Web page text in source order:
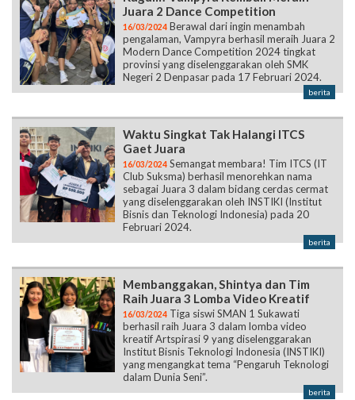
Juara 2 Dance Competition
16/03/2024 Berawal dari ingin menambah
pengalaman, Vampyra berhasil meraih Juara 2
Modern Dance Competition 2024 tingkat
provinsi yang diselenggarakan oleh SMK
Negeri 2 Denpasar pada 17 Februari 2024.
berita
Waktu Singkat Tak Halangi ITCS
Gaet Juara
16/03/2024 Semangat membara! Tim ITCS (IT
Club Suksma) berhasil menorehkan nama
sebagai Juara 3 dalam bidang cerdas cermat
yang diselenggarakan oleh INSTIKI (Institut
Bisnis dan Teknologi Indonesia) pada 20
Februari 2024.
berita
Membanggakan, Shintya dan Tim
Raih Juara 3 Lomba Video Kreatif
16/03/2024 Tiga siswi SMAN 1 Sukawati
berhasil raih Juara 3 dalam lomba video
kreatif Artspirasi 9 yang diselenggarakan
Institut Bisnis Teknologi Indonesia (INSTIKI)
yang mengangkat tema “Pengaruh Teknologi
dalam Dunia Seni”.
berita